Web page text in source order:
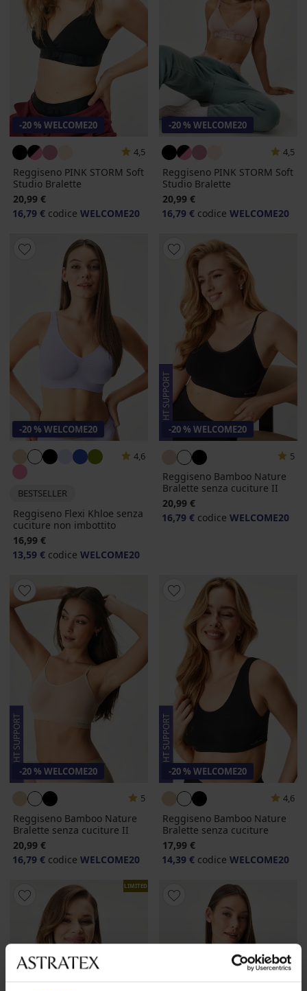
-20 % WELCOME20
4,5
Reggiseno PINK STORM Soft
Studio Bralette
20,99 €
16,79 € codice WELCOME20
-20 % WELCOME20
4,5
Reggiseno PINK STORM Soft
Studio Bralette
20,99 €
16,79 € codice WELCOME20
-20 % WELCOME20
4,6
BESTSELLER
Reggiseno Flexi Khloe senza
cuciture non imbottito
16,99 €
13,59 € codice WELCOME20
-20 % WELCOME20
5
Reggiseno Bamboo Nature
Bralette senza cuciture II
20,99 €
16,79 € codice WELCOME20
-20 % WELCOME20
5
Reggiseno Bamboo Nature
Bralette senza cuciture II
20,99 €
16,79 € codice WELCOME20
-20 % WELCOME20
4,6
Reggiseno Bamboo Nature
Bralette senza cuciture
17,99 €
14,39 € codice WELCOME20
LIMITED